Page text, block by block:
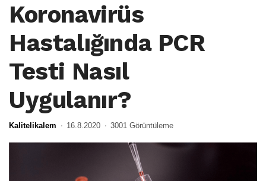
Koronavirüs
Hastalığında PCR
Testi Nasıl
Uygulanır?
Kalitelikalem 16.8.2020 3001 Görüntüleme